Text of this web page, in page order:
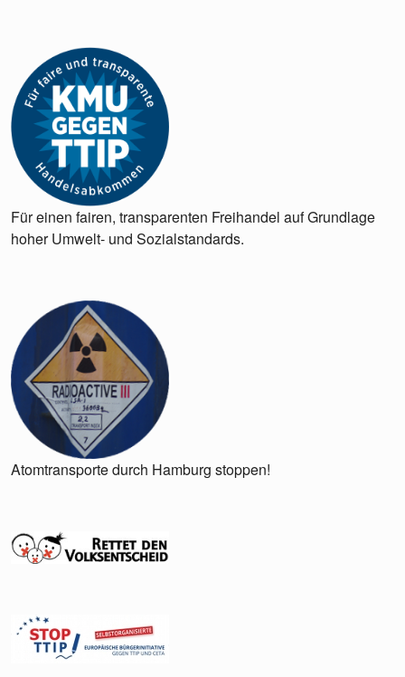
Für einen fairen, transparenten Freihandel auf Grundlage
hoher Umwelt- und Sozialstandards.
Atomtransporte durch Hamburg stoppen!